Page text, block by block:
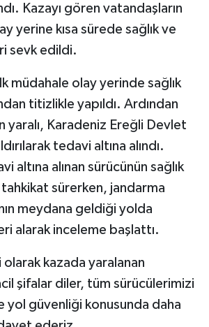
Kazayı gören vatandaşların
yerine kısa sürede sağlık ve
sevk edildi.
müdahale olay yerinde sağlık
titizlikle yapıldı. Ardından
yaralı, Karadeniz Ereğli Devlet
tedavi altına alındı.
altına alınan sürücünün sağlık
sürerken, jandarma
meydana geldiği yolda
alarak inceleme başlattı.
olarak kazada yaralanan
şifalar diler, tüm sürücülerimizi
yol güvenliği konusunda daha